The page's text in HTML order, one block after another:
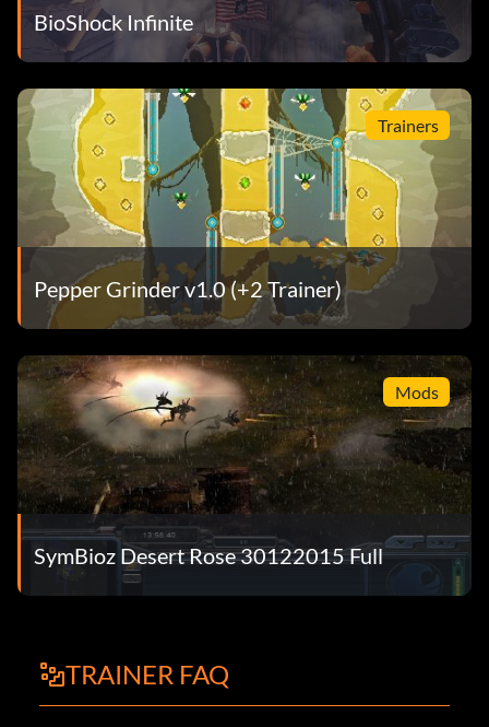
BioShock Infinite
Trainers
Pepper Grinder v1.0 (+2 Trainer)
Mods
SymBioz Desert Rose 30122015 Full
TRAINER FAQ